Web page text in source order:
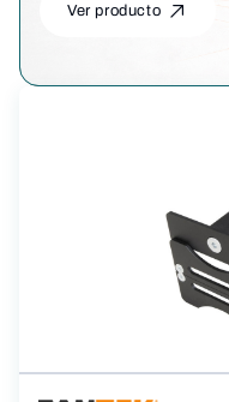
Ver producto